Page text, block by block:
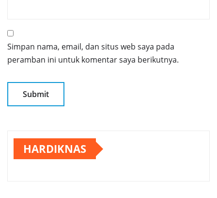
Simpan nama, email, dan situs web saya pada
peramban ini untuk komentar saya berikutnya.
HARDIKNAS